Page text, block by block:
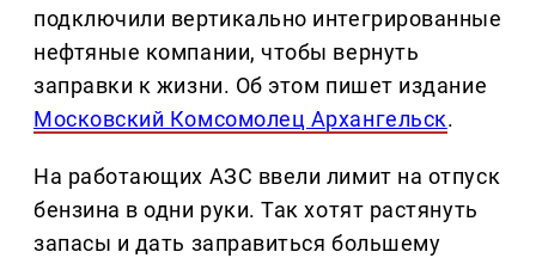
подключили вертикально интегрированные
нефтяные компании, чтобы вернуть
заправки к жизни. Об этом пишет издание
Московский Комсомолец Архангельск.
На работающих АЗС ввели лимит на отпуск
бензина в одни руки. Так хотят растянуть
запасы и дать заправиться большему